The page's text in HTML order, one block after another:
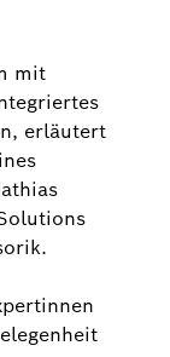
mit
erläutert